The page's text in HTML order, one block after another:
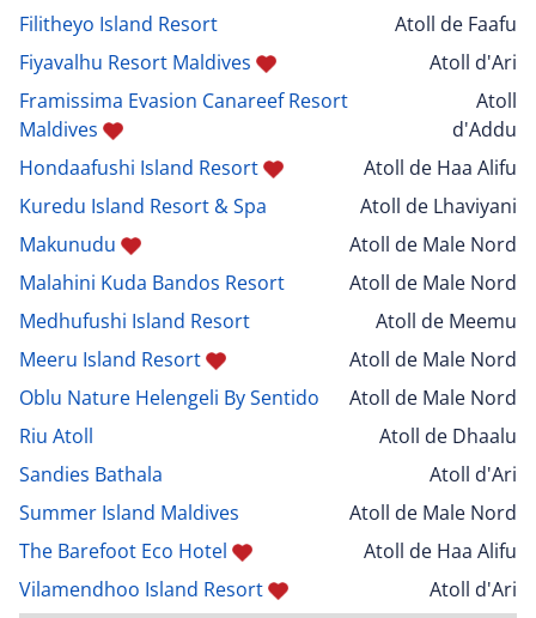
Filitheyo Island Resort
Atoll de Faafu
Fiyavalhu Resort Maldives
Atoll d'Ari
Framissima Evasion Canareef Resort
Maldives
Atoll
d'Addu
Hondaafushi Island Resort
Atoll de Haa Alifu
Kuredu Island Resort & Spa
Atoll de Lhaviyani
Makunudu
Atoll de Male Nord
Malahini Kuda Bandos Resort
Atoll de Male Nord
Medhufushi Island Resort
Atoll de Meemu
Meeru Island Resort
Atoll de Male Nord
Oblu Nature Helengeli By Sentido
Atoll de Male Nord
Riu Atoll
Atoll de Dhaalu
Sandies Bathala
Atoll d'Ari
Summer Island Maldives
Atoll de Male Nord
The Barefoot Eco Hotel
Atoll de Haa Alifu
Vilamendhoo Island Resort
Atoll d'Ari